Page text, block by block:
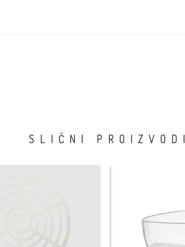
SLIČNI PROIZVODI